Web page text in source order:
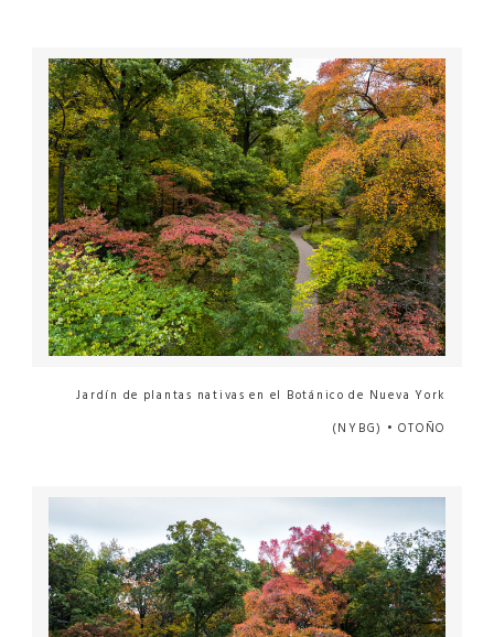
Jardín de plantas nativas en el Botánico de Nueva York
(NYBG) • OTOÑO